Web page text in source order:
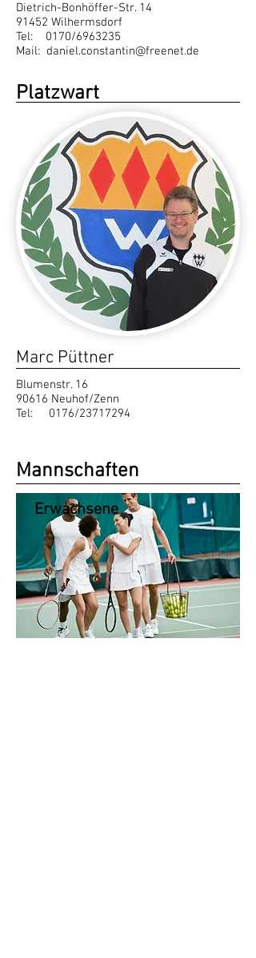
Dietrich-Bonhöffer-Str. 14
91452 Wilhermsdorf
Tel: 0170/6963235
Mail: daniel.constantin@freenet.de
Platzwart
Marc Püttner
Blumenstr. 16
90616 Neuhof/Zenn
Tel: 0176/23717294
Mannschaften
Erwachsene